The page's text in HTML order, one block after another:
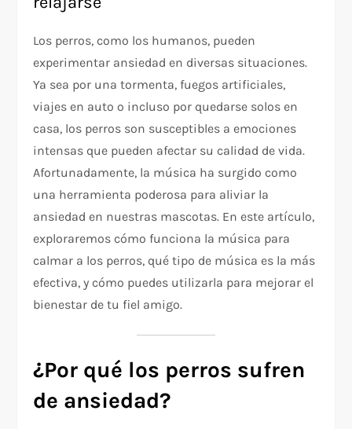
Los perros, como los humanos, pueden
experimentar ansiedad en diversas situaciones.
Ya sea por una tormenta, fuegos artificiales,
viajes en auto o incluso por quedarse solos en
casa, los perros son susceptibles a emociones
intensas que pueden afectar su calidad de vida.
Afortunadamente, la música ha surgido como
una herramienta poderosa para aliviar la
ansiedad en nuestras mascotas. En este artículo,
exploraremos cómo funciona la música para
calmar a los perros, qué tipo de música es la más
efectiva, y cómo puedes utilizarla para mejorar el
bienestar de tu fiel amigo.
¿Por qué los perros sufren
de ansiedad?